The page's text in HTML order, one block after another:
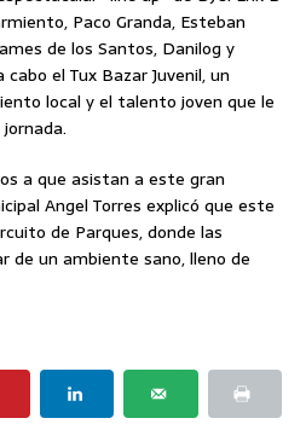
Paco Granda, Esteban
de los Santos, Danilog y
el Tux Bazar Juvenil, un
local y el talento joven que le
a que asistan a este gran
Angel Torres explicó que este
de Parques, donde las
de un ambiente sano, lleno de